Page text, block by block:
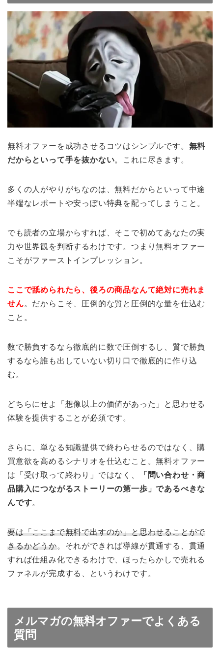
無料オファーを成功させるコツはシンプルです。 無料
だからといって手を抜かない。これに尽きます。
多くの人がやりがちなのは、無料だからといって中途
半端なレポートや安っぽい特典を配ってしまうこと。
でも読者の立場からすれば、そこで初めてあなたの実
力や世界観を判断するわけです。つまり無料オファー
こそがファーストインプレッション。
ここで舐められたら、後ろの商品なんて絶対に売れま
せん。だからこそ、圧倒的な質と圧倒的な量を仕込む
こと。
数で勝負するなら徹底的に数で圧倒するし、質で勝負
するなら誰も出していない切り口で徹底的に作り込
む。
どちらにせよ「想像以上の価値があった」と思わせる
体験を提供することが必須です。
さらに、単なる知識提供で終わらせるのではなく、購
買意欲を高めるシナリオを仕込むこと。無料オファー
は「受け取って終わり」ではなく、
「問い合わせ・商
品購入につながるストーリーの第一歩」であるべきな
んです。
要は「ここまで無料で出すのか」と思わせることがで
きるかどうか。それができれば導線が貫通する、貫通
すれば仕組み化できるわけで、ほったらかしで売れる
ファネルが完成する、というわけです。
メルマガの無料オファーでよくある
質問